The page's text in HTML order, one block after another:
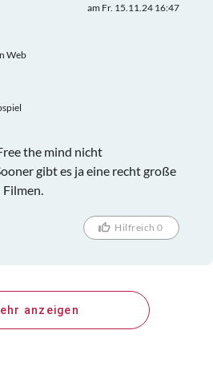
am Fr. 15.11.24 16:47
Web
the mind nicht
gibt es ja eine recht große
Hilfreich 0
anzeigen